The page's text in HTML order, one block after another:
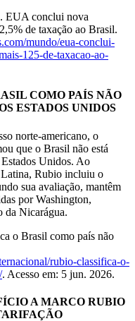
EUA conclui nova
de taxação ao Brasil.
mundo/eua-conclui-
125-de-taxacao-ao-
COMO PAÍS NÃO
ESTADOS UNIDOS
norte-americano, o
que o Brasil não está
Estados Unidos. Ao
Rubio incluiu o
sua avaliação, mantêm
por Washington,
da Nicarágua.
o Brasil como país não
rubio-classifica-o-
. Acesso em: 5 jun. 2026.
A MARCO RUBIO